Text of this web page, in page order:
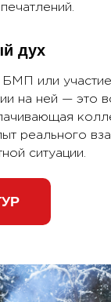
дух
БМП или участие
на ней — это
реального
ситуации.